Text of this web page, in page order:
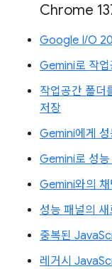
Chrome
Google I/O
Gemini로 작
작업공간 폴더
저장
Gemini에게
Gemini로 성
Gemini와의
성능 패널의 새
중복된
레거시